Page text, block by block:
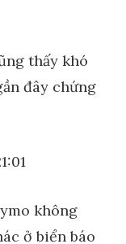
thấy khó
đây chứng